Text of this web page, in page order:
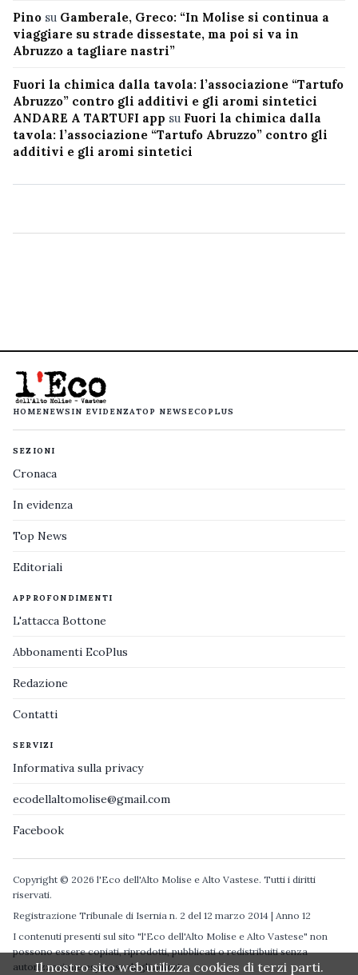
Pino su Gamberale, Greco: “In Molise si continua a
viaggiare su strade dissestate, ma poi si va in
Abruzzo a tagliare nastri”
Fuori la chimica dalla tavola: l’associazione “Tartufo
Abruzzo” contro gli additivi e gli aromi sintetici
ANDARE A TARTUFI app su Fuori la chimica dalla
tavola: l’associazione “Tartufo Abruzzo” contro gli
additivi e gli aromi sintetici
HOMENEWS IN EVIDENZATOP NEWS ECOPLUS
SEZIONI
Cronaca
In evidenza
Top News
Editoriali
APPROFONDIMENTI
L'attacca Bottone
Abbonamenti EcoPlus
Redazione
Contatti
SERVIZI
Informativa sulla privacy
ecodellaltomolise@gmail.com
Facebook
Copyright © 2026 l'Eco dell'Alto Molise e Alto Vastese. Tutti i diritti
riservati.
Registrazione Tribunale di Isernia n. 2 del 12 marzo 2014 | Anno 12
I contenuti presenti sul sito "l'Eco dell'Alto Molise e Alto Vastese" non
possono essere copiati, riprodotti, pubblicati o redistribuiti senza
autorizzazione espressa degli autori.
Il nostro sito web utilizza cookies di terzi parti.